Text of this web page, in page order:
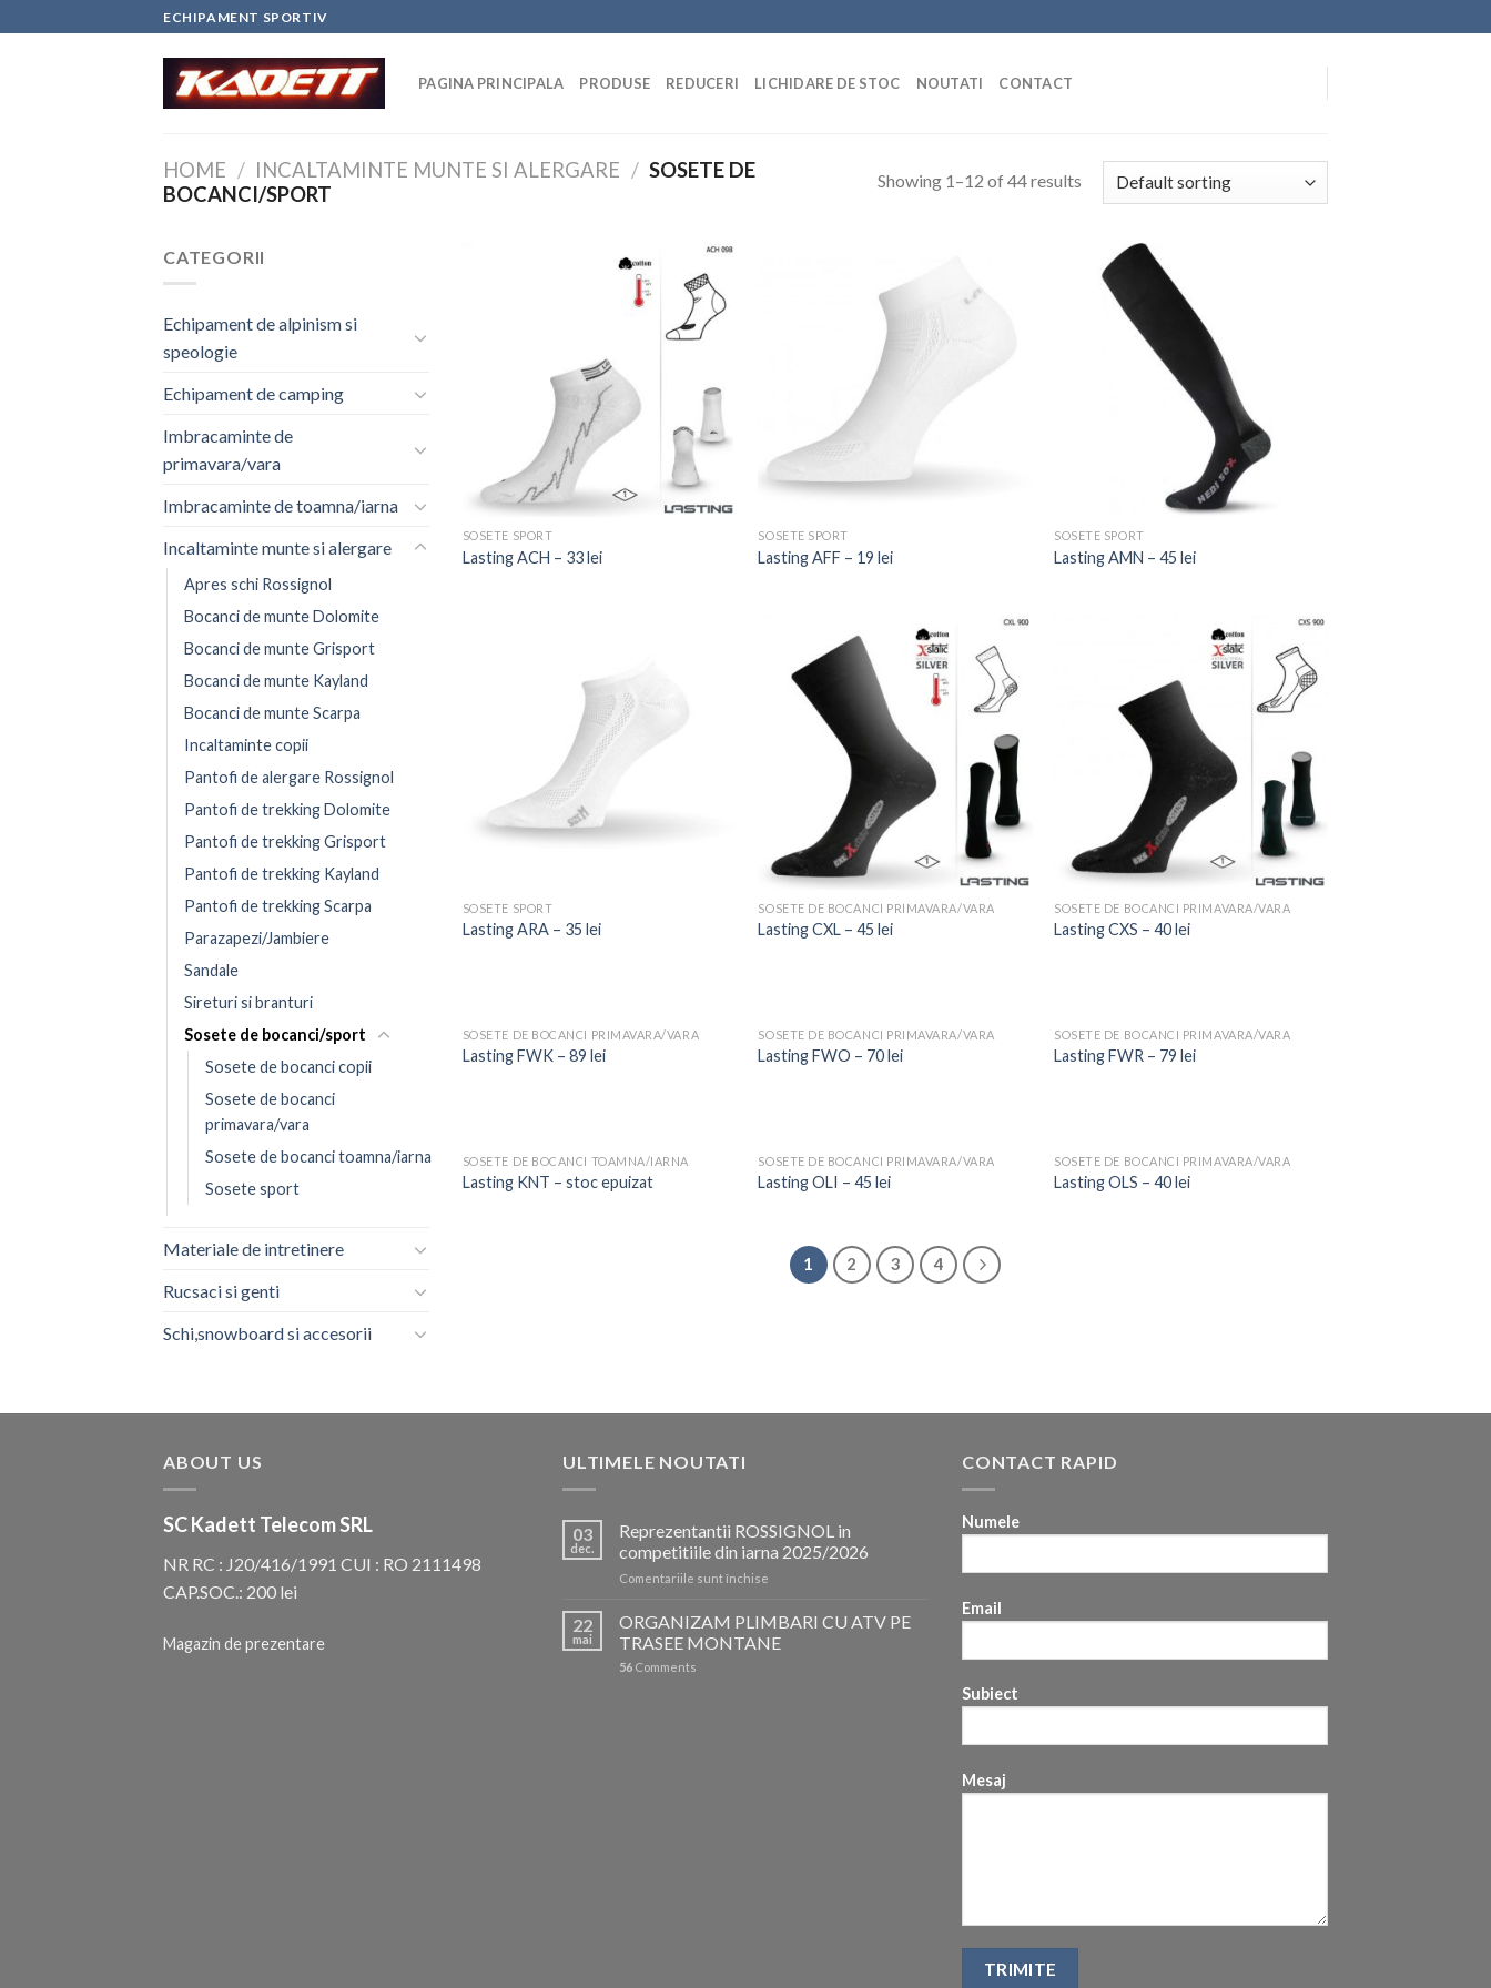
to
ECHIPAMENT SPORTIV
PAGINA PRINCIPALA PRODUSE REDUCERI LICHIDARE DE STOC NOUTATI CONTACT
HOME / INCALTAMINTE MUNTE SI ALERGARE / SOSETE DE
BOCANCI/SPORT
Showing 1–12 of 44 results
CATEGORII
Echipament de alpinism si
speologie
Echipament de camping
Imbracaminte de
primavara/vara
Imbracaminte de toamna/iarna
Incaltaminte munte si alergare
Apres schi Rossignol
Bocanci de munte Dolomite
Bocanci de munte Grisport
Bocanci de munte Kayland
Bocanci de munte Scarpa
Incaltaminte copii
Pantofi de alergare Rossignol
Pantofi de trekking Dolomite
Pantofi de trekking Grisport
Pantofi de trekking Kayland
Pantofi de trekking Scarpa
Parazapezi/Jambiere
Sandale
Sireturi si branturi
Sosete de bocanci/sport
Sosete de bocanci copii
Sosete de bocanci
primavara/vara
Sosete de bocanci toamna/iarna
Sosete sport
Materiale de intretinere
Rucsaci si genti
Schi,snowboard si accesorii
SOSETE SPORT
Lasting ACH – 33 lei
SOSETE SPORT
Lasting AFF – 19 lei
SOSETE SPORT
Lasting AMN – 45 lei
SOSETE SPORT
Lasting ARA – 35 lei
SOSETE DE BOCANCI PRIMAVARA/VARA
Lasting CXL – 45 lei
SOSETE DE BOCANCI PRIMAVARA/VARA
Lasting CXS – 40 lei
SOSETE DE BOCANCI PRIMAVARA/VARA
Lasting FWK – 89 lei
SOSETE DE BOCANCI PRIMAVARA/VARA
Lasting FWO – 70 lei
SOSETE DE BOCANCI PRIMAVARA/VARA
Lasting FWR – 79 lei
SOSETE DE BOCANCI TOAMNA/IARNA
Lasting KNT – stoc epuizat
SOSETE DE BOCANCI PRIMAVARA/VARA
Lasting OLI – 45 lei
SOSETE DE BOCANCI PRIMAVARA/VARA
Lasting OLS – 40 lei
1 2 3 4
ABOUT US
SC Kadett Telecom SRL
NR RC : J20/416/1991 CUI : RO 2111498
CAP.SOC.: 200 lei
Magazin de prezentare
ULTIMELE NOUTATI
03
dec.
Reprezentantii ROSSIGNOL in
competitiile din iarna 2025/2026
Comentariile sunt închisepentru
ROSSIGNOL
in
competitiile
22
mai
ORGANIZAM PLIMBARI CU ATV PE
TRASEE MONTANE
56Comments
CONTACT RAPID
Numele
Email
Subiect
Mesaj